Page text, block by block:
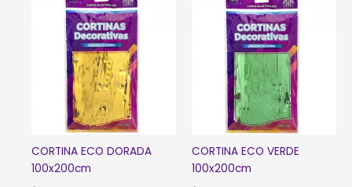
CORTINA ECO DORADA
100x200cm
CORTINA ECO VERDE
100x200cm